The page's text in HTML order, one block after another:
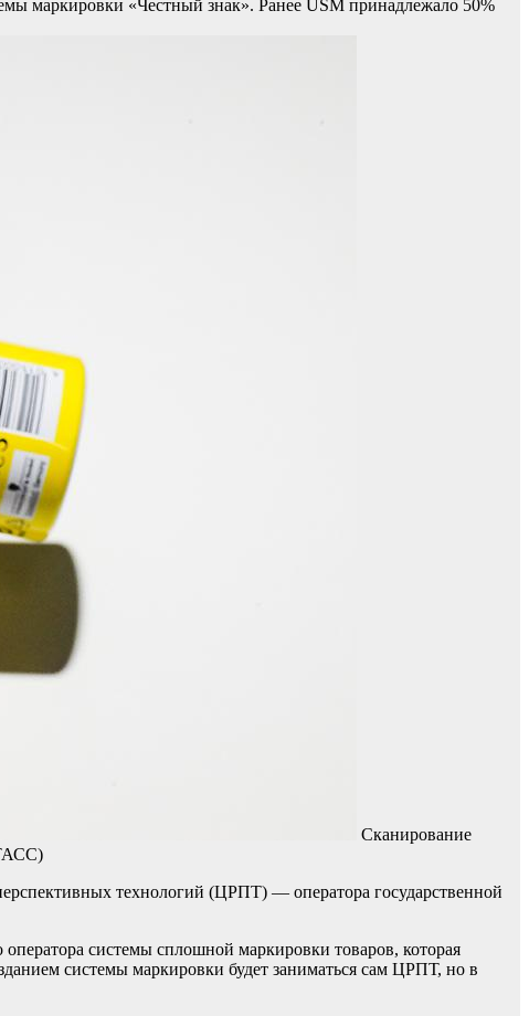
маркировки «Честный знак». Ранее USM принадлежало 50%
Сканирование
технологий (ЦРПТ) — оператора государственной
системы сплошной маркировки товаров, которая
системы маркировки будет заниматься сам ЦРПТ, но в